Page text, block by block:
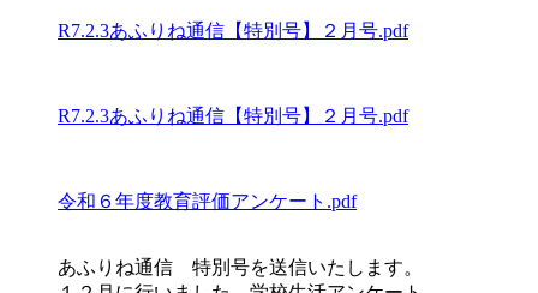
R7.2.3あふりね通信【特別号】２月号.pdf
R7.2.3あふりね通信【特別号】２月号.pdf
令和６年度教育評価アンケート.pdf
あふりね通信 特別号を送信いたします。